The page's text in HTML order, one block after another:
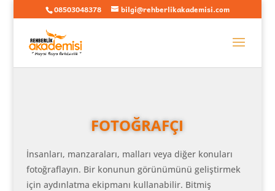
08503048378 bilgi@rehberlikakademisi.com
FOTOĞRAFÇI
İnsanları, manzaraları, malları veya diğer konuları
fotoğraflayın. Bir konunun görünümünü geliştirmek
için aydınlatma ekipmanı kullanabilir. Bitmiş